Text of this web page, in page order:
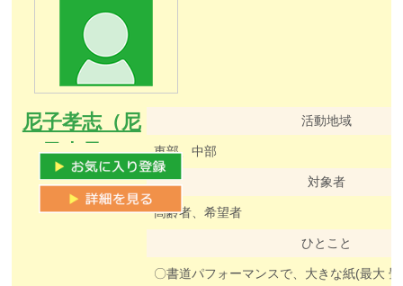
活動地域
東部、中部
対象者
高齢者、希望者
ひとこと
尼子孝志（尼
子大愚）